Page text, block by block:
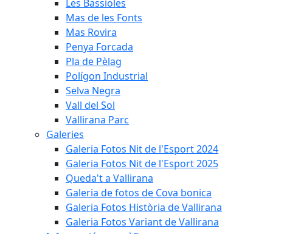
Les Bassioles
Mas de les Fonts
Mas Rovira
Penya Forcada
Pla de Pèlag
Polígon Industrial
Selva Negra
Vall del Sol
Vallirana Parc
Galeries
Galeria Fotos Nit de l'Esport 2024
Galeria Fotos Nit de l'Esport 2025
Queda't a Vallirana
Galeria de fotos de Cova bonica
Galeria Fotos Història de Vallirana
Galeria Fotos Variant de Vallirana